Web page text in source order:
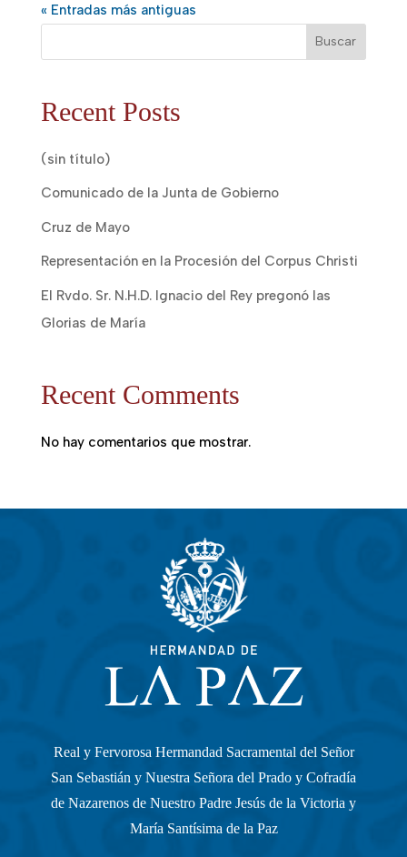
« Entradas más antiguas
Buscar
Recent Posts
(sin título)
Comunicado de la Junta de Gobierno
Cruz de Mayo
Representación en la Procesión del Corpus Christi
El Rvdo. Sr. N.H.D. Ignacio del Rey pregonó las
Glorias de María
Recent Comments
No hay comentarios que mostrar.
Real y Fervorosa Hermandad Sacramental del Señor
San Sebastián y Nuestra Señora del Prado y Cofradía
de Nazarenos de Nuestro Padre Jesús de la Victoria y
María Santísima de la Paz